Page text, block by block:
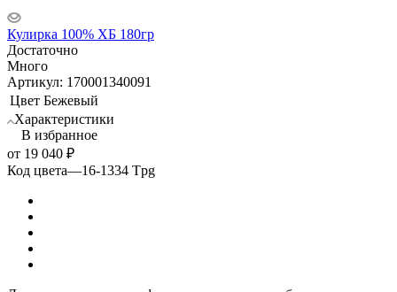
Кулирка 100% ХБ 180гр
Достаточно
Много
Артикул: 170001340091
Цвет Бежевый
Характеристики
В избранное
от 19 040 ₽
Код цвета—16-1334 Tpg